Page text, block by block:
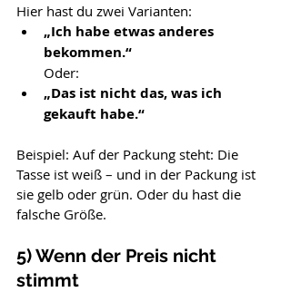
Hier hast du zwei Varianten:
„Ich habe etwas anderes
bekommen.“
Oder:
„Das ist nicht das, was ich
gekauft habe.“
Beispiel: Auf der Packung steht: Die
Tasse ist weiß – und in der Packung ist
sie gelb oder grün. Oder du hast die
falsche Größe.
5) Wenn der Preis nicht
stimmt